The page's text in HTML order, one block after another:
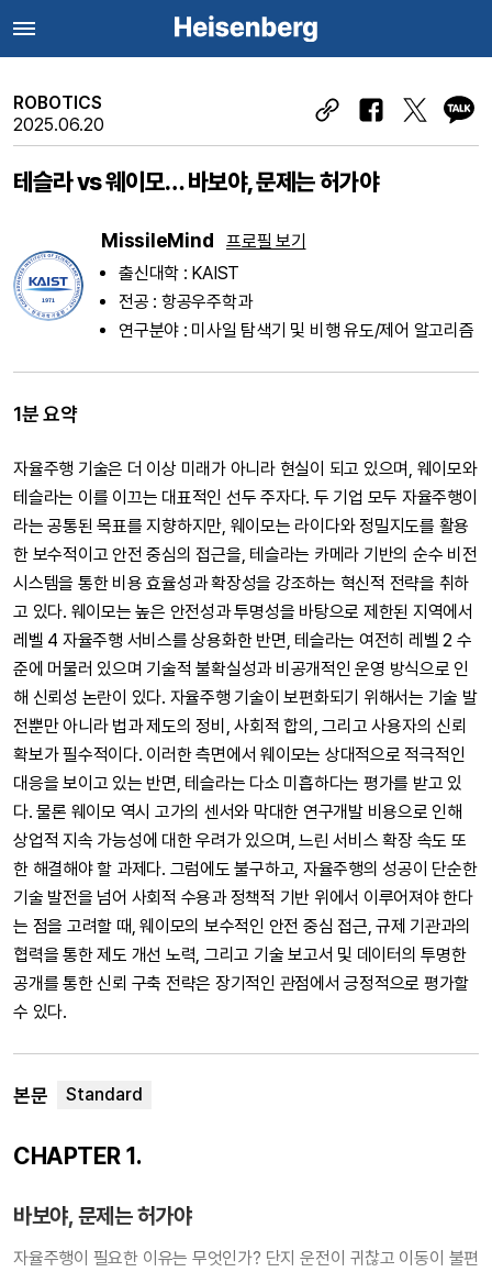
ROBOTICS
2025.06.20
테슬라 vs 웨이모… 바보야, 문제는 허가야
MissileMind
프로필 보기
출신대학 : KAIST
전공 : 항공우주학과
연구분야 : 미사일 탐색기 및 비행 유도/제어 알고리즘
1분 요약
자율주행 기술은 더 이상 미래가 아니라 현실이 되고 있으며, 웨이모와
테슬라는 이를 이끄는 대표적인 선두 주자다. 두 기업 모두 자율주행이
라는 공통된 목표를 지향하지만, 웨이모는 라이다와 정밀지도를 활용
한 보수적이고 안전 중심의 접근을, 테슬라는 카메라 기반의 순수 비전
시스템을 통한 비용 효율성과 확장성을 강조하는 혁신적 전략을 취하
고 있다. 웨이모는 높은 안전성과 투명성을 바탕으로 제한된 지역에서
레벨 4 자율주행 서비스를 상용화한 반면, 테슬라는 여전히 레벨 2 수
준에 머물러 있으며 기술적 불확실성과 비공개적인 운영 방식으로 인
해 신뢰성 논란이 있다. 자율주행 기술이 보편화되기 위해서는 기술 발
전뿐만 아니라 법과 제도의 정비, 사회적 합의, 그리고 사용자의 신뢰
확보가 필수적이다. 이러한 측면에서 웨이모는 상대적으로 적극적인
대응을 보이고 있는 반면, 테슬라는 다소 미흡하다는 평가를 받고 있
다. 물론 웨이모 역시 고가의 센서와 막대한 연구개발 비용으로 인해
상업적 지속 가능성에 대한 우려가 있으며, 느린 서비스 확장 속도 또
한 해결해야 할 과제다. 그럼에도 불구하고, 자율주행의 성공이 단순한
기술 발전을 넘어 사회적 수용과 정책적 기반 위에서 이루어져야 한다
는 점을 고려할 때, 웨이모의 보수적인 안전 중심 접근, 규제 기관과의
협력을 통한 제도 개선 노력, 그리고 기술 보고서 및 데이터의 투명한
공개를 통한 신뢰 구축 전략은 장기적인 관점에서 긍정적으로 평가할
수 있다.
본문
CHAPTER 1.
바보야, 문제는 허가야
자율주행이 필요한 이유는 무엇인가? 단지 운전이 귀찮고 이동이 불편